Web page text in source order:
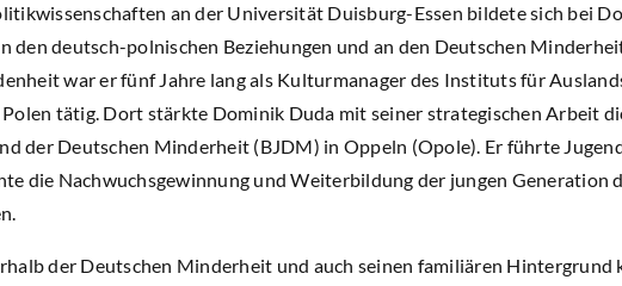
an der Universität Duisburg-Essen bildete sich bei
den deutsch-polnischen Beziehungen und an den Deutschen
war er fünf Jahre lang als Kulturmanager des Instituts für
tätig. Dort stärkte Dominik Duda mit seiner strategischen Arbeit
der Deutschen Minderheit (BJDM) in Oppeln (Opole). Er führte
die Nachwuchsgewinnung und Weiterbildung der jungen Generation
der Deutschen Minderheit und auch seinen familiären